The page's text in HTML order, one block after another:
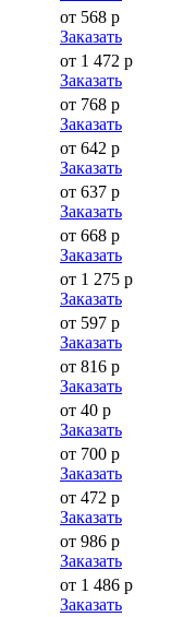
от 568 р
Заказать
от 1 472 р
Заказать
от 768 р
Заказать
от 642 р
Заказать
от 637 р
Заказать
от 668 р
Заказать
от 1 275 р
Заказать
от 597 р
Заказать
от 816 р
Заказать
от 40 р
Заказать
от 700 р
Заказать
от 472 р
Заказать
от 986 р
Заказать
от 1 486 р
Заказать